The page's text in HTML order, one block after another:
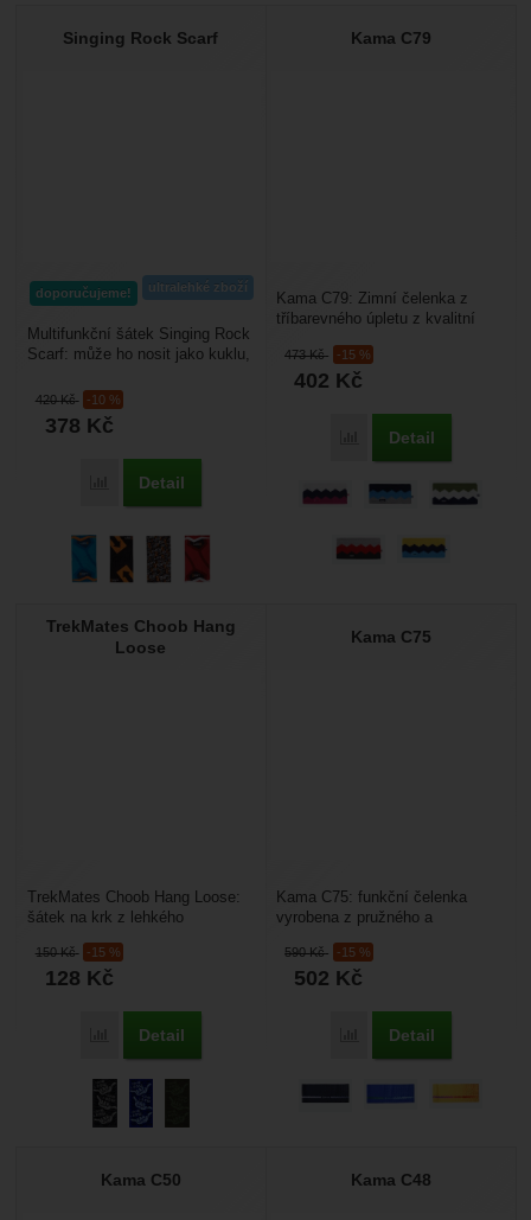
Nebyla přidána žádná recenze.
Singing Rock Scarf
doporučujeme! ultralehké zboží
420Kč -10 %
378 Kč
Porovnat
Detail
Multifunkční šátek Singing Rock
Scarf: může ho nosit jako kuklu,
Ochrání...
Kama C79
473Kč -15 %
402 Kč
Porovnat
Detail
Kama C79: Zimní čelenka z
tříbarevného úpletu z kvalitní
a 55% akryl)....
TrekMates Choob Hang
Loose
150Kč -15 %
128 Kč
Porovnat
Detail
TrekMates Choob Hang Loose:
šátek na krk z lehkého
využijete i jako čepici...
Kama C75
590Kč -15 %
502 Kč
Porovnat
Detail
Kama C75: funkční čelenka
vyrobena z pružného a
využiješ po celý rok...
Kama C50 Kama C48